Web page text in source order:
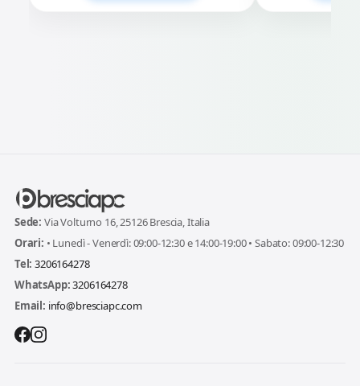
Sede: Via Volturno 16, 25126 Brescia, Italia
Orari: • Lunedì - Venerdì: 09:00-12:30 e 14:00-19:00 • Sabato: 09:00-12:30
Tel: 3206164278
WhatsApp:3206164278
Email: info@bresciapc.com